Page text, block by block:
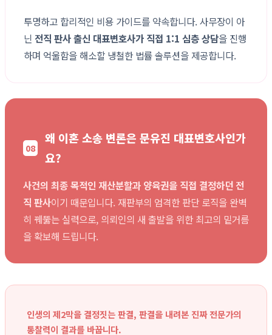
투명하고 합리적인 비용 가이드를 약속합니다. 사무장이 아
닌 전직 판사 출신 대표변호사가 직접 1:1 심층 상담을 진행
하며 억울함을 해소할 냉철한 법률 솔루션을 제공합니다.
08
왜 이혼 소송 변론은 문유진 대표변호사인가
요?
사건의 최종 목적인 재산분할과 양육권을 직접 결정하던 전
직 판사이기 때문입니다. 재판부의 엄격한 판단 로직을 완벽
히 꿰뚫는 실력으로, 의뢰인의 새 출발을 위한 최고의 밑거름
을 확보해 드립니다.
인생의 제2막을 결정짓는 판결, 판결을 내려본 진짜 전문가의
통찰력이 결과를 바꿉니다.